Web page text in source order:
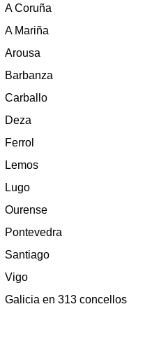
A Coruña
A Mariña
Arousa
Barbanza
Carballo
Deza
Ferrol
Lemos
Lugo
Ourense
Pontevedra
Santiago
Vigo
Galicia en 313 concellos